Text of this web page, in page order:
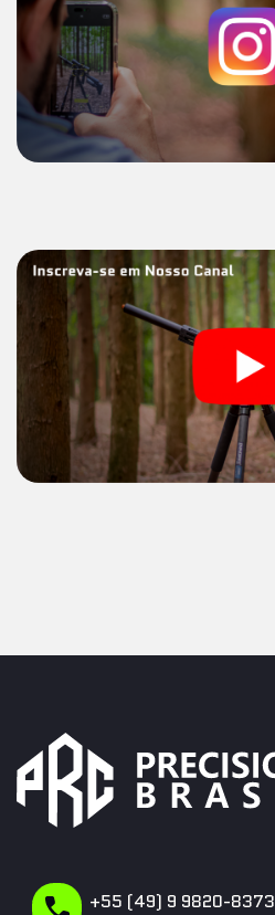
+55 (49) 9 9820-8373